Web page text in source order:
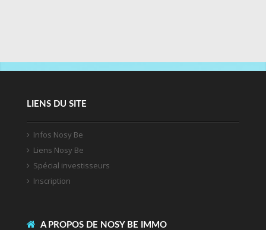
LIENS DU SITE
Infos Nosy Be
Liens Nosy Be
Spécial investisseurs
Inscription
A PROPOS DE NOSY BE IMMO